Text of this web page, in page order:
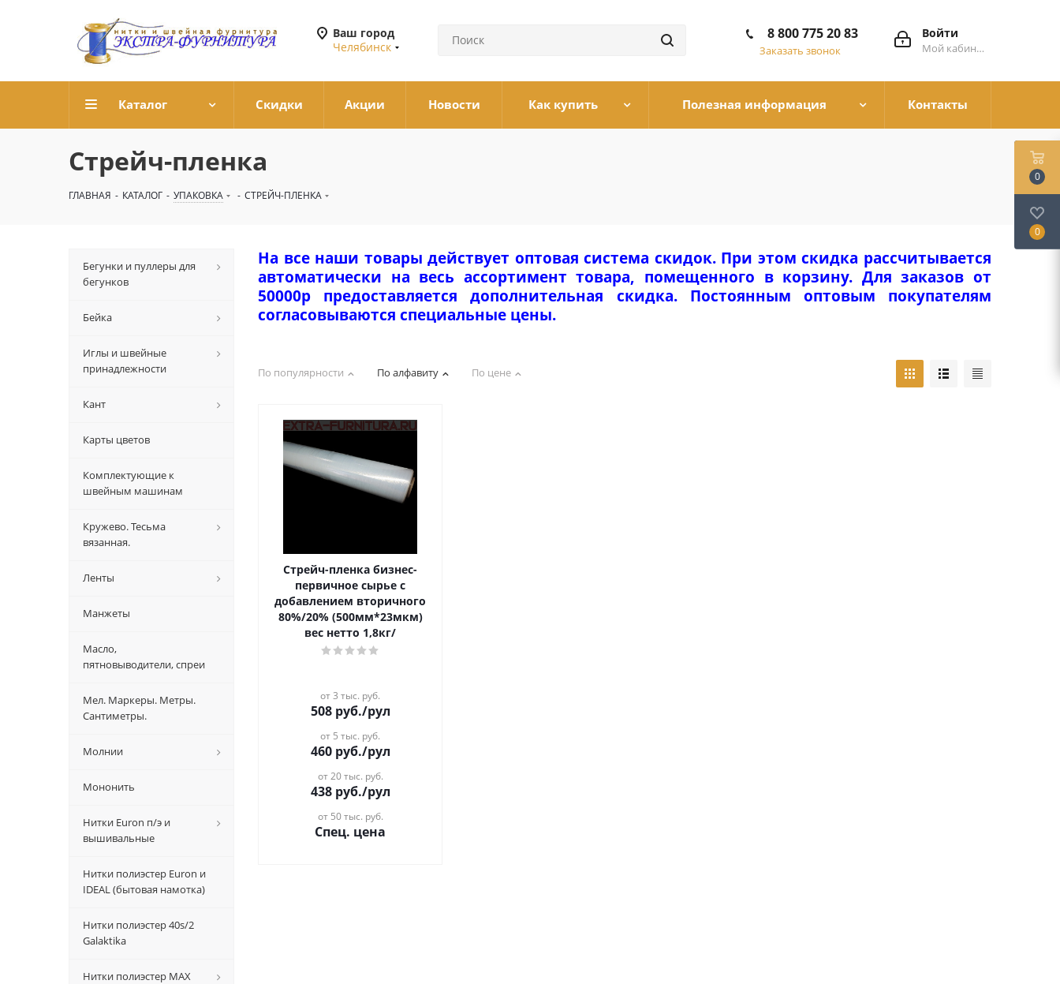
Ваш город
Челябинск
Войти
Мой кабинет
8 800 775 20 83
Заказать звонок
Каталог Скидки Акции Новости Как купить Полезная информация Контакты
Стрейч-пленка
ГЛАВНАЯ - КАТАЛОГ - УПАКОВКА - СТРЕЙЧ-ПЛЕНКА
На все наши товары действует оптовая система скидок. При этом скидка рассчитывается
автоматически на весь ассортимент товара, помещенного в корзину. Для заказов от
50000р предоставляется дополнительная скидка. Постоянным оптовым покупателям
согласовываются специальные цены.
По популярности По алфавиту По цене
Стрейч-пленка бизнес-
первичное сырье с
добавлением вторичного
80%/20% (500мм*23мкм)
вес нетто 1,8кг/
от 3 тыс. руб.
508руб./рул
от 5 тыс. руб.
460руб./рул
от 20 тыс. руб.
438руб./рул
от 50 тыс. руб.
Спец. цена
Бегунки и пуллеры для
бегунков
Бейка
Иглы и швейные
принадлежности
Кант
Карты цветов
Комплектующие к
швейным машинам
Кружево. Тесьма
вязанная.
Ленты
Манжеты
Масло,
пятновыводители, спреи
Мел. Маркеры. Метры.
Сантиметры.
Молнии
Мононить
Нитки Euron п/э и
вышивальные
Нитки полиэстер Euron и
IDEAL (бытовая намотка)
Нитки полиэстер 40s/2
Galaktika
Нитки полиэстер MAX
0
0